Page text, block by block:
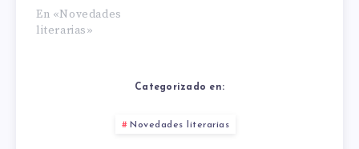
En «Novedades
literarias»
Categorizado en:
Novedades literarias